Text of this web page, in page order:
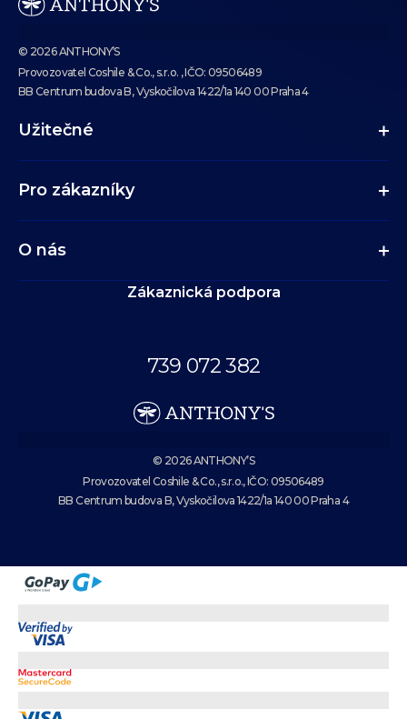
© 2026 ANTHONY’S
Provozovatel Coshile & Co., s.r.o. , IČO: 09506489
BB Centrum budova B, Vyskočilova 1422/1a 140 00 Praha 4
Užitečné
Pro zákazníky
O nás
Zákaznická podpora
739 072 382
© 2026 ANTHONY’S
Provozovatel Coshile & Co., s.r.o., IČO: 09506489
BB Centrum budova B, Vyskočilova 1422/1a 140 00 Praha 4